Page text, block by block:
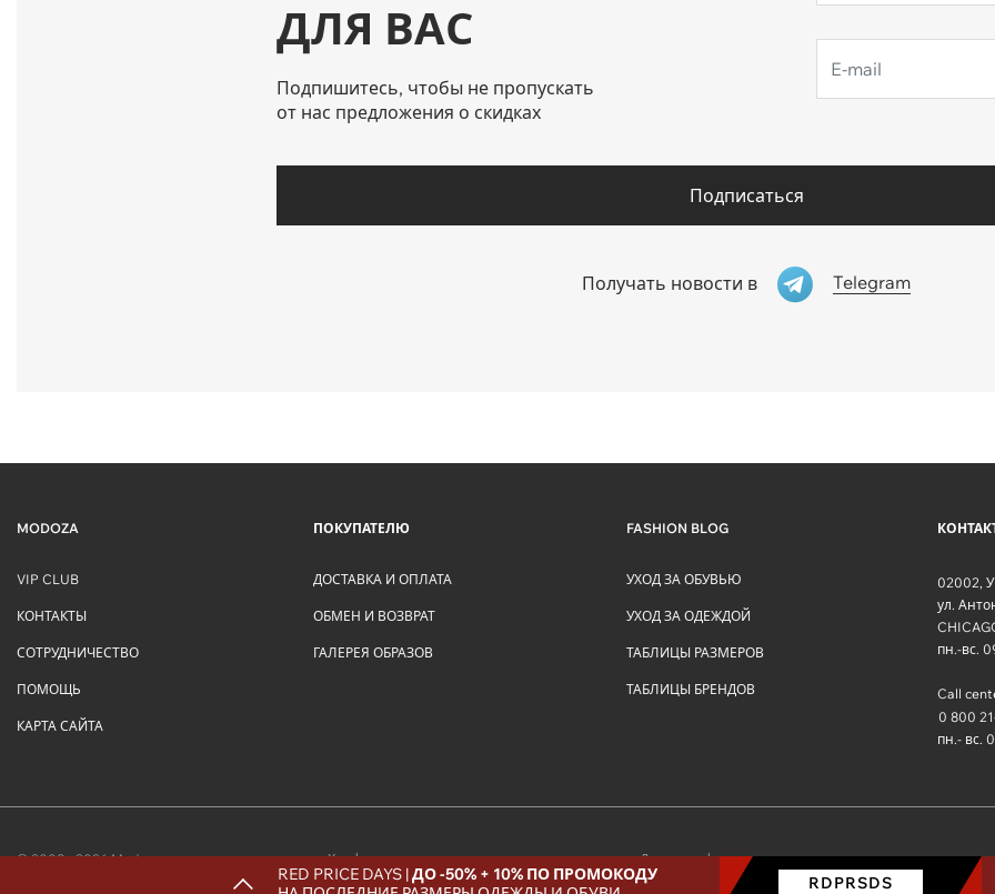
ДЛЯ ВАС
Подпишитесь, чтобы не пропускать
от нас предложения о скидках
Подписаться
Получать новости в Telegram
RED PRICE DAYS |ДО -50% + 10% ПО ПРОМОКОДУ
RDPRSDS
MODOZA
VIP CLUB
КОНТАКТЫ
СОТРУДНИЧЕСТВО
ПОМОЩЬ
КАРТА САЙТА
ПОКУПАТЕЛЮ
ДОСТАВКА И ОПЛАТА
ОБМЕН И ВОЗВРАТ
ГАЛЕРЕЯ ОБРАЗОВ
FASHION BLOG
УХОД ЗА ОБУВЬЮ
УХОД ЗА ОДЕЖДОЙ
ТАБЛИЦЫ РАЗМЕРОВ
ТАБЛИЦЫ БРЕНДОВ
02002,
ул.
пн.-вс.
Call
0 800
пн.- вс.
© 2009 - 2026 Modoza Конфиденциальность Договор оферты